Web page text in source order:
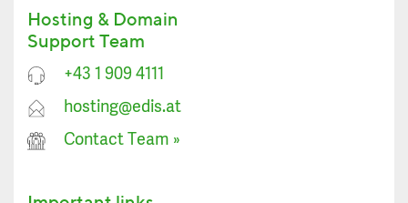
Hosting & Domain
Support Team
+43 1 909 4111
hosting@edis.at
Contact Team »